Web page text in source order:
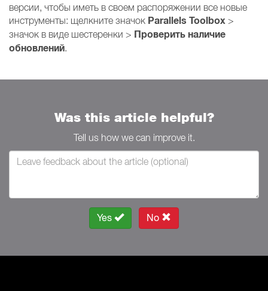
версии, чтобы иметь в своем распоряжении все новые
инструменты: щелкните значок Parallels Toolbox >
значок в виде шестеренки > Проверить наличие
обновлений.
Was this article helpful?
Tell us how we can improve it.
Yes No